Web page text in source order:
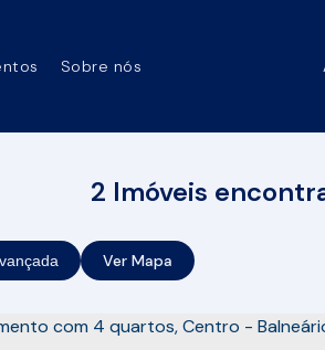
Sobre nós
2 Imóveis
Ver Mapa